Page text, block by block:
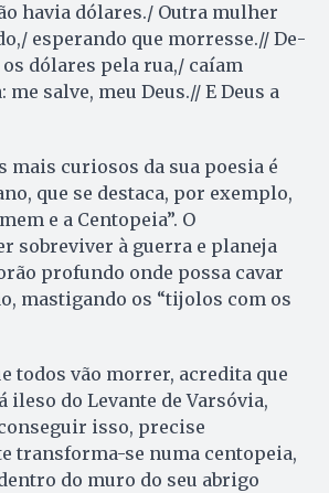
havia dó­lares./ Outra mulher
esperando que morresse.// De­
dólares pela rua,/ caíam
me salve, meu Deus.// E Deus a
mais curiosos da sua poesia é
que se destaca, por exemplo,
e a Centopeia”. O
sobreviver à guerra e planeja
profundo onde possa cavar
mastigando os “tijolos com os
todos vão morrer, acredita que
do Levante de Varsóvia,
isso, precise
transforma-se numa centopeia,
do muro do seu abrigo